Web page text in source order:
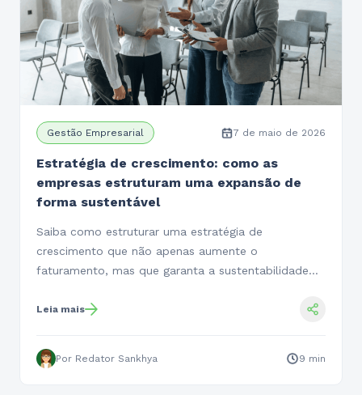
Gestão Empresarial 7 de maio de 2026
Estratégia de crescimento: como as
empresas estruturam uma expansão de
forma sustentável
Saiba como estruturar uma estratégia de
crescimento que não apenas aumente o
faturamento, mas que garanta a sustentabilidade…
Leia mais
Por Redator Sankhya 9 min